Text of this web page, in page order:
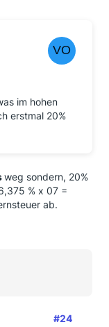
im hohen
erstmal 20%
weg sondern, 20%
% x 07 =
ab.
#24